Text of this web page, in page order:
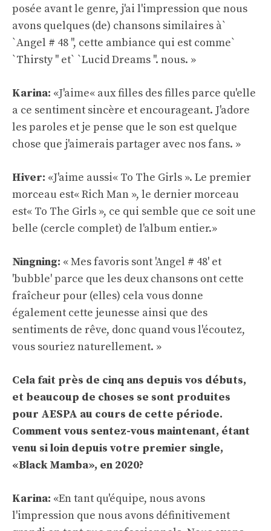
posée avant le genre, j'ai l'impression que nous
avons quelques (de) chansons similaires à`
`Angel # 48 '', cette ambiance qui est comme`
`Thirsty '' et` `Lucid Dreams ''. nous. »
Karina: «J'aime« aux filles des filles parce qu'elle
a ce sentiment sincère et encourageant. J'adore
les paroles et je pense que le son est quelque
chose que j'aimerais partager avec nos fans. »
Hiver: «J'aime aussi« To The Girls ». Le premier
morceau est« Rich Man », le dernier morceau
est« To The Girls », ce qui semble que ce soit une
belle (cercle complet) de l'album entier.»
Ningning: « Mes favoris sont 'Angel # 48' et
'bubble' parce que les deux chansons ont cette
fraîcheur pour (elles) cela vous donne
également cette jeunesse ainsi que des
sentiments de rêve, donc quand vous l'écoutez,
vous souriez naturellement. »
Cela fait près de cinq ans depuis vos débuts,
et beaucoup de choses se sont produites
pour AESPA au cours de cette période.
Comment vous sentez-vous maintenant, étant
venu si loin depuis votre premier single,
«Black Mamba», en 2020?
Karina: «En tant qu'équipe, nous avons
l'impression que nous avons définitivement